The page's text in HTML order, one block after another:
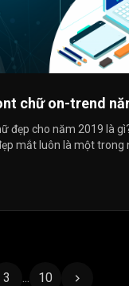
chữ on-trend
đẹp cho năm 2019 là
mắt luôn là một trong
3 ... 10